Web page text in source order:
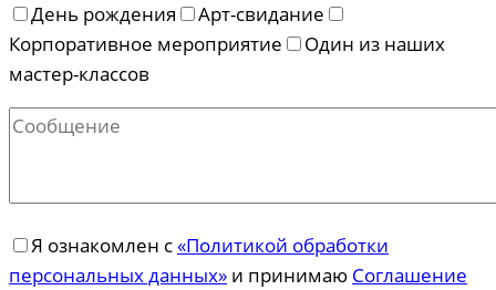
День рождения
Арт-свидание
Корпоративное мероприятие
Один из наших
мастер-классов
Я ознакомлен с«Политикой обработки
персональных данных» и принимаю Соглашение